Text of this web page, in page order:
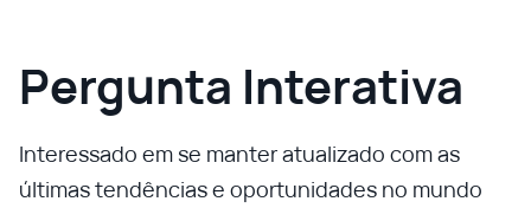
Pergunta Interativa
Interessado em se manter atualizado com as
últimas tendências e oportunidades no mundo